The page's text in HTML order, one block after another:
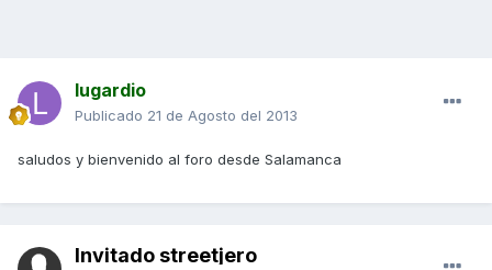
lugardio
Publicado 21 de Agosto del 2013
saludos y bienvenido al foro desde Salamanca
Invitado streetjero